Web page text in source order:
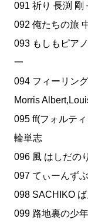
091 祈り 長渕 剛
092 俺たちの旅
093 もしもピア
一
094 フィーリン
Morris
095 ff(フォルテ
輪単志
096 風 はしだの
097 てぃーんず
098 SACHIKO
099 路地裏の少